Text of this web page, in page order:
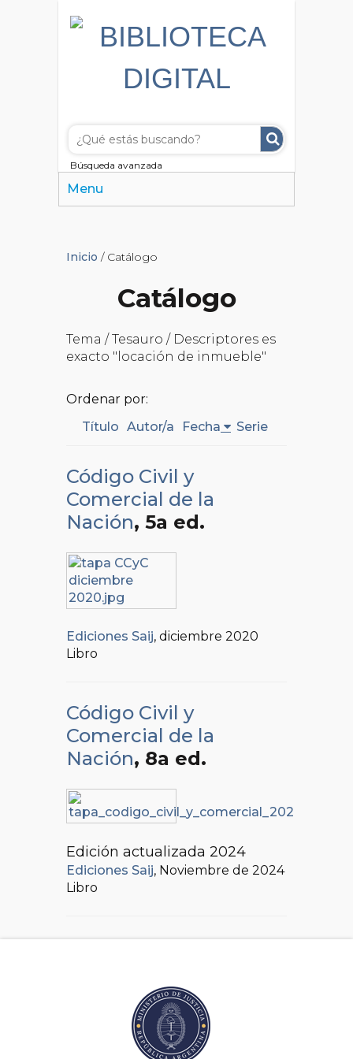
Búsqueda avanzada
Menu
Inicio / Catálogo
Catálogo
Tema / Tesauro / Descriptores es
exacto "locación de inmueble"
Ordenar por:
Título Autor/a Fecha Serie
Código Civil y
Comercial de la
Nación, 5a ed.
Ediciones Saij, diciembre 2020
Libro
Código Civil y
Comercial de la
Nación, 8a ed.
Edición actualizada 2024
Ediciones Saij, Noviembre de 2024
Libro